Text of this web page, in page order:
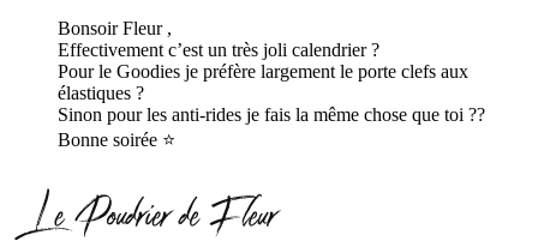
Bonsoir Fleur ,
Effectivement c’est un très joli calendrier ?
Pour le Goodies je préfère largement le porte clefs aux
élastiques ?
Sinon pour les anti-rides je fais la même chose que toi ??
Bonne soirée ⭐️